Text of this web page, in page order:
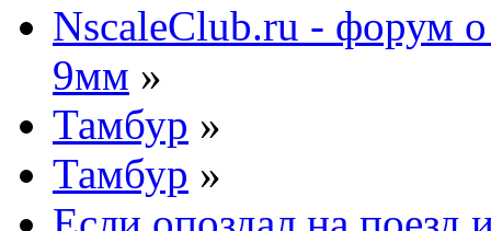
NscaleClub.ru - форум
9мм »
Тамбур »
Тамбур »